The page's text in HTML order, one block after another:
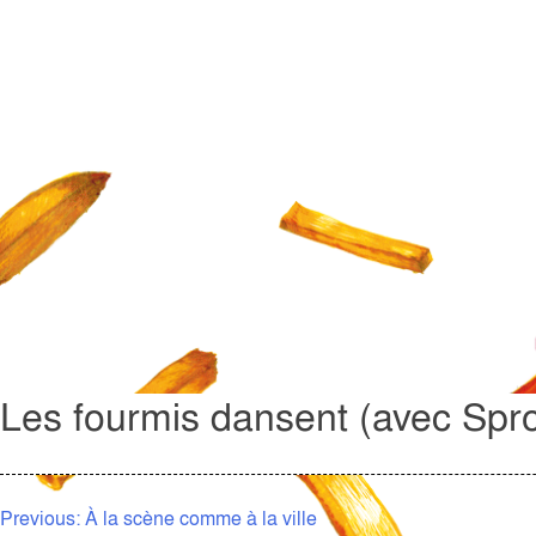
Les fourmis dansent (avec
NAVIGATION
Previous:À la scène comme à la ville